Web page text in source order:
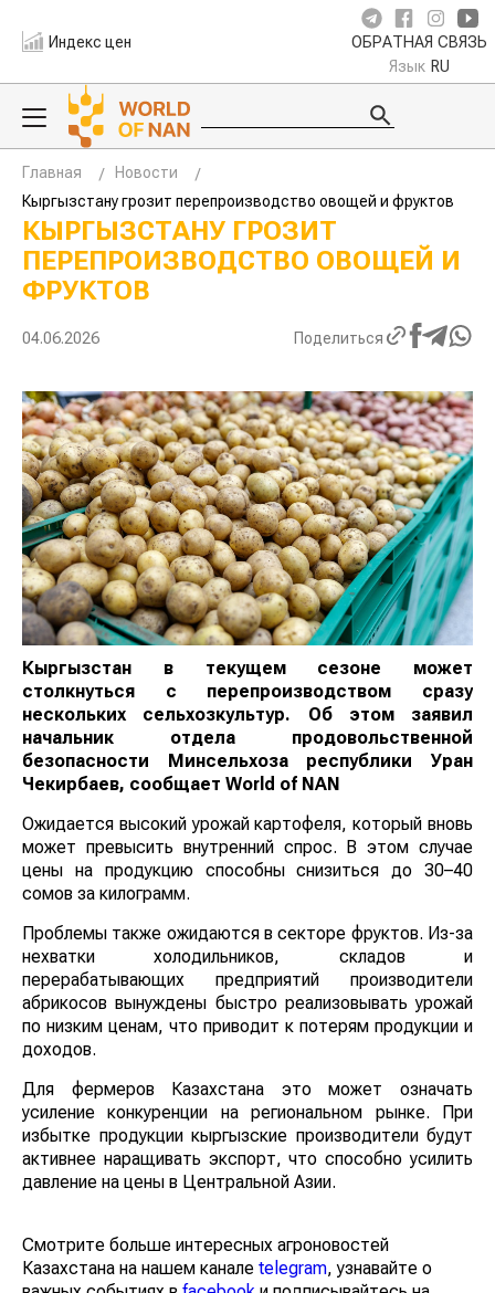
Индекс цен ОБРАТНАЯ СВЯЗЬ
Язык RU
Главная
Новости
Кыргызстану грозит перепроизводство овощей и фруктов
КЫРГЫЗСТАНУ ГРОЗИТ
ПЕРЕПРОИЗВОДСТВО ОВОЩЕЙ И
ФРУКТОВ
04.06.2026 Поделиться
Кыргызстан в текущем сезоне может
столкнуться с перепроизводством сразу
нескольких сельхозкультур. Об этом заявил
начальник отдела продовольственной
безопасности Минсельхоза республики Уран
Чекирбаев, сообщает World of NAN
Ожидается высокий урожай картофеля, который вновь
может превысить внутренний спрос. В этом случае
цены на продукцию способны снизиться до 30–40
сомов за килограмм.
Проблемы также ожидаются в секторе фруктов. Из-за
нехватки холодильников, складов и
перерабатывающих предприятий производители
абрикосов вынуждены быстро реализовывать урожай
по низким ценам, что приводит к потерям продукции и
доходов.
Для фермеров Казахстана это может означать
усиление конкуренции на региональном рынке. При
избытке продукции кыргызские производители будут
активнее наращивать экспорт, что способно усилить
давление на цены в Центральной Азии.
Смотрите больше интересных агроновостей
Казахстана на нашем канале telegram, узнавайте о